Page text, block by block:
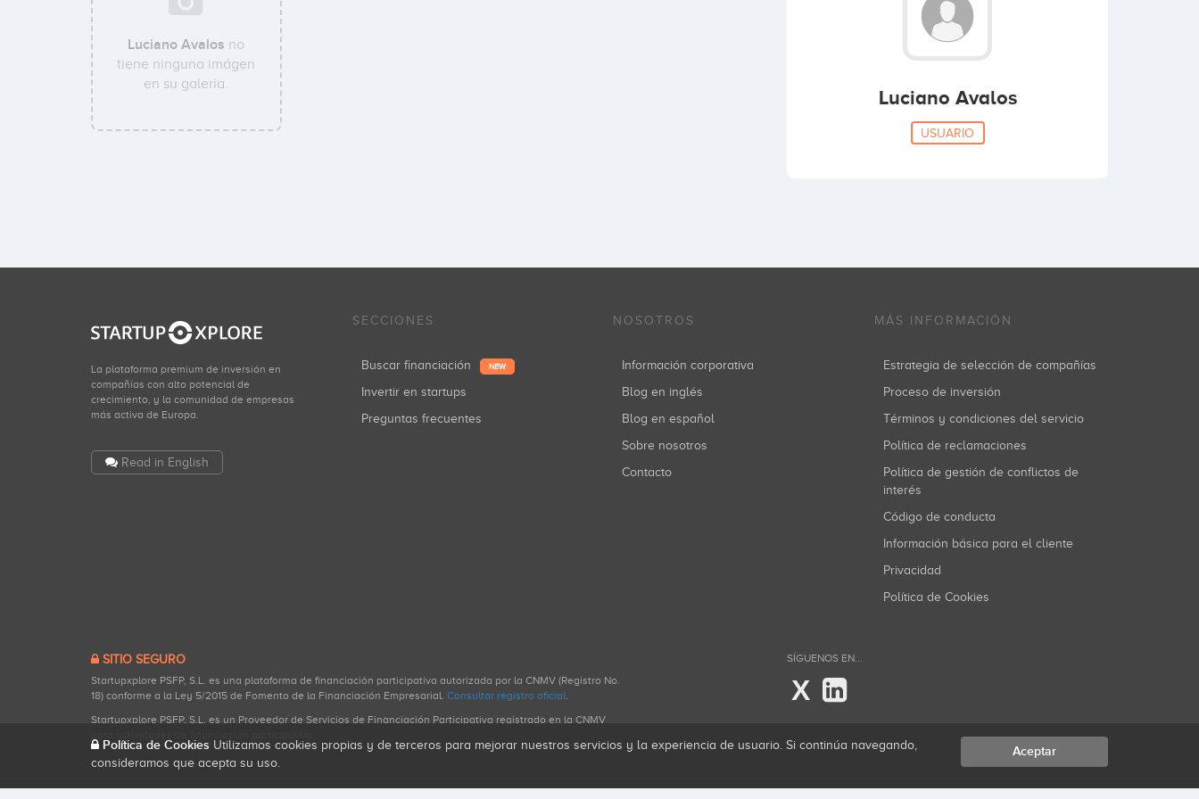
Luciano Avalos no
tiene ninguna imágen
en su galería.
Luciano Avalos
USUARIO
La plataforma premium de inversión en
compañías con alto potencial de
crecimiento, y la comunidad de empresas
más activa de Europa.
Read in English
SECCIONES
Buscar financiación NEW
Invertir en startups
Preguntas frecuentes
NOSOTROS
Información corporativa
Blog en inglés
Blog en español
Sobre nosotros
Contacto
MÁS INFORMACIÓN
Estrategia de selección de compañías
Proceso de inversión
Términos y condiciones del servicio
Política de reclamaciones
Política de gestión de conflictos de
interés
Código de conducta
Información básica para el cliente
Privacidad
Política de Cookies
SITIO SEGURO
Startupxplore PSFP, S.L. es una plataforma de financiación participativa autorizada por la CNMV (Registro No.
18) conforme a la Ley 5/2015 de Fomento de la Financiación Empresarial. Consultar registro oficial.
Startupxplore PSFP, S.L. es un Proveedor de Servicios de Financiación Participativa registrado en la CNMV
SÍGUENOS EN...
X
Política de Cookies Utilizamos cookies propias y de terceros para mejorar nuestros servicios y la experiencia de usuario. Si continúa navegando,
consideramos que acepta su uso.
Aceptar